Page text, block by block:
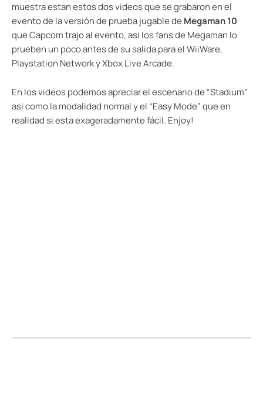
muestra estan estos dos videos que se grabaron en el
evento de la versión de prueba jugable de Megaman 10
que Capcom trajo al evento, asi los fans de Megaman lo
prueben un poco antes de su salida para el WiiWare,
Playstation Network y Xbox Live Arcade.
En los videos podemos apreciar el escenario de “Stadium”
asi como la modalidad normal y el “Easy Mode” que en
realidad si esta exageradamente fácil. Enjoy!